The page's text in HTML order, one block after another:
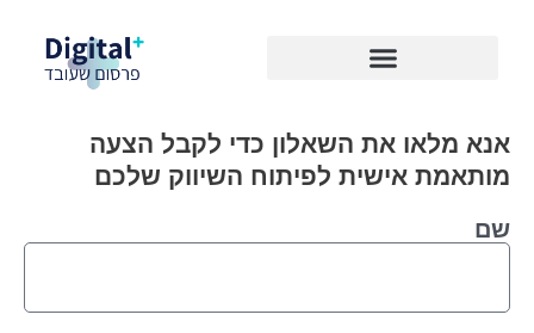
content
אנא מלאו את השאלון כדי לקבל הצעה
מותאמת אישית לפיתוח השיווק שלכם
שם